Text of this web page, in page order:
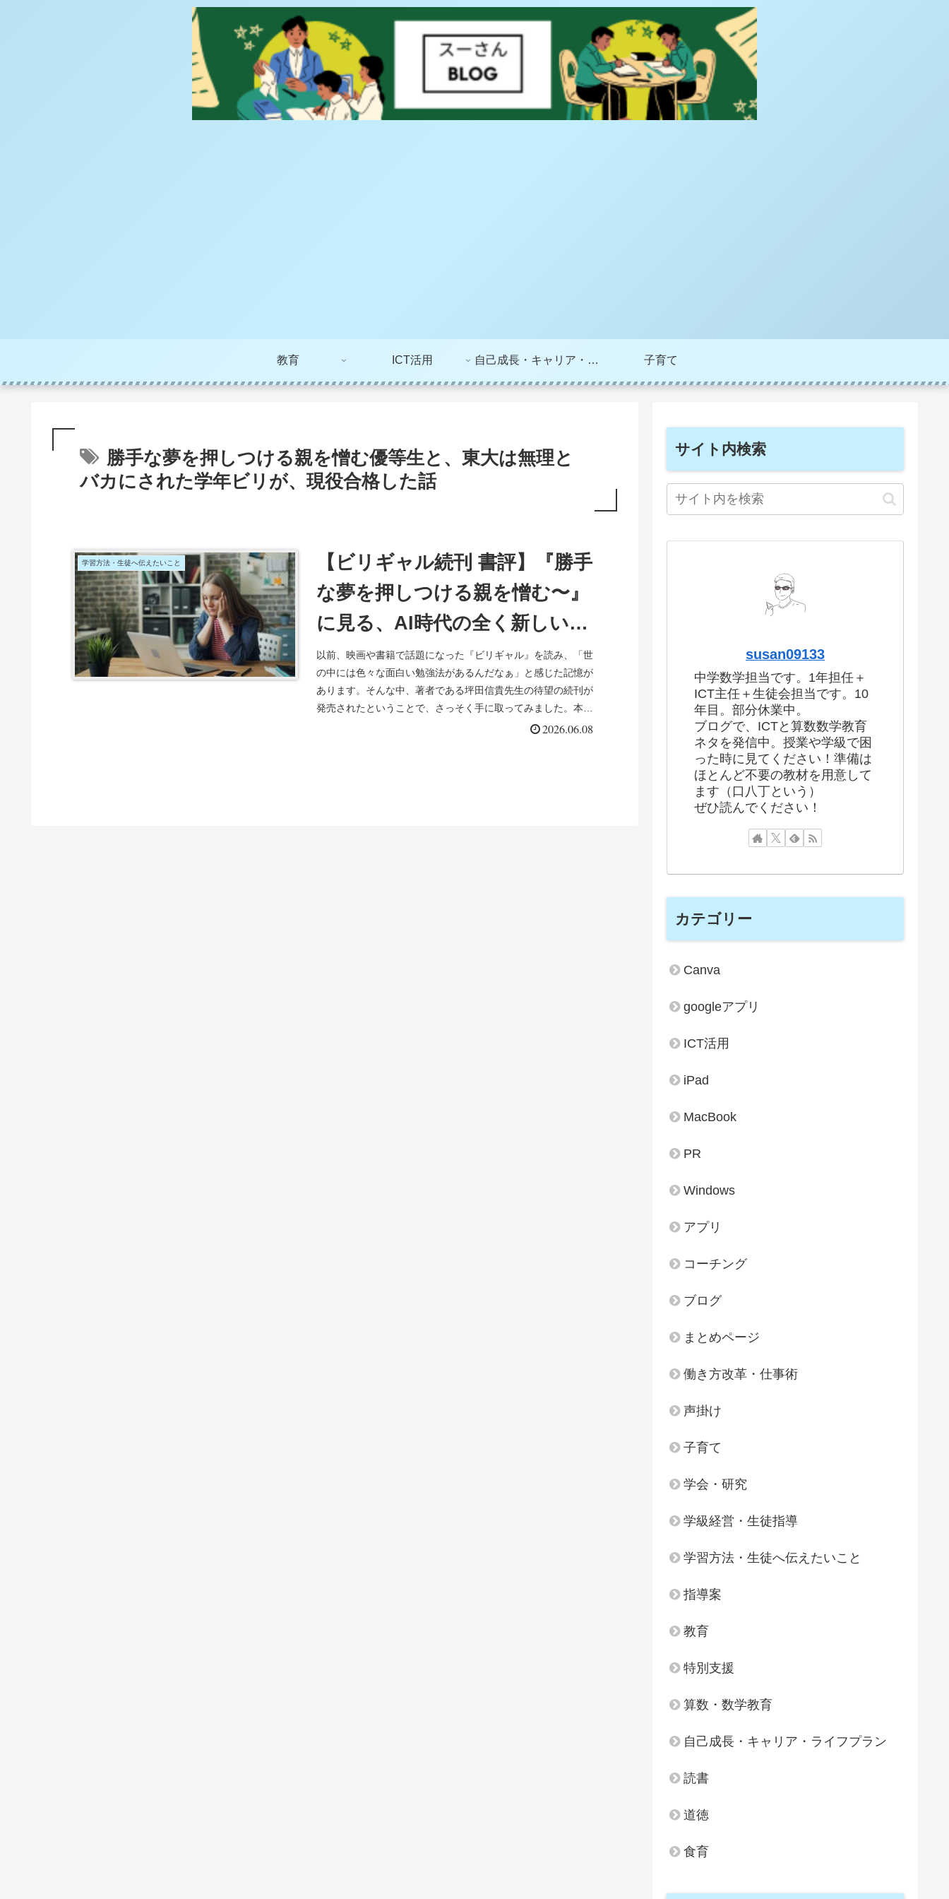
教育 ICT活用 自己成長・キャリア・ライフプラン 子育て
勝手な夢を押しつける親を憎む優等生と、東大は無理と
バカにされた学年ビリが、現役合格した話
学習方法・生徒へ伝えたいこと
【ビリギャル続刊 書評】『勝手
な夢を押しつける親を憎む〜』
に見る、AI時代の全く新しい学
習法と「問いを立てる力」 ー
「勝手な夢を押しつける親を憎
む優等生と、東大は無理とバカ
以前、映画や書籍で話題になった『ビリギャル』を読み、「世
の中には色々な面白い勉強法があるんだなぁ」と感じた記憶が
あります。そんな中、著者である坪田信貴先生の待望の続刊が
発売されたということで、さっそく手に取ってみました。本の
2026.06.08
サイト内検索
susan09133
中学数学担当です。1年担任＋
ICT主任＋生徒会担当です。10
年目。部分休業中。
ブログで、ICTと算数数学教育
ネタを発信中。授業や学級で困
った時に見てください！準備は
ほとんど不要の教材を用意して
ます（口八丁という）
ぜひ読んでください！
カテゴリー
Canva
googleアプリ
ICT活用
iPad
MacBook
PR
Windows
アプリ
コーチング
ブログ
まとめページ
働き方改革・仕事術
声掛け
子育て
学会・研究
学級経営・生徒指導
学習方法・生徒へ伝えたいこと
指導案
教育
特別支援
算数・数学教育
自己成長・キャリア・ライフプラン
読書
道徳
食育